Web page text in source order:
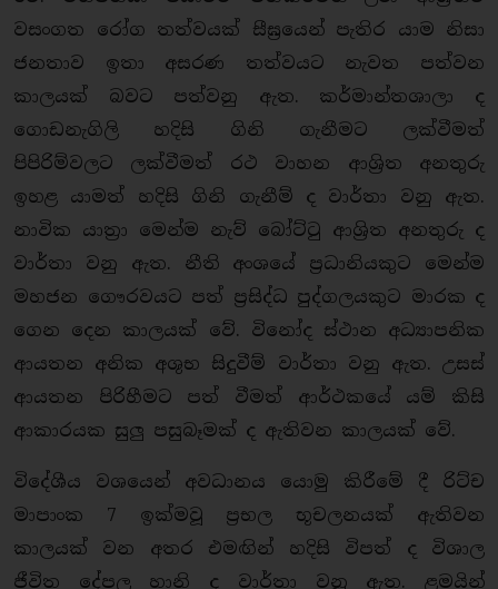
වසංගත රෝග තත්වයක් සීඝ්‍රයෙන් පැතිර යාම නිසා
ජනතාව ඉතා අසරණ තත්වයට නැවත පත්වන
කාලයක් බවට පත්වනු ඇත. කර්මාන්තශාලා ද
ගොඩනැගිලි හදිසි ගිනි ගැනීමට ලක්වීමත්
පිපිරිම්වලට ලක්වීමත් රථ වාහන ආශ්‍රිත අනතුරු
ඉහළ යාමත් හදිසි ගිනි ගැනීම් ද වාර්තා වනු ඇත.
නාවික යාත්‍රා මෙන්ම නැව් බෝට්ටු ආශ්‍රිත අනතුරු ද
වාර්තා වනු ඇත. නීති අංශයේ ප්‍රධානියකුට මෙන්ම
මහජන ගෞරවයට පත් ප්‍රසිද්ධ පුද්ගලයකුට මාරක ද
ගෙන දෙන කාලයක් වේ. විනෝද ස්ථාන අධ්‍යාපනික
ආයතන අනික අශුභ සිදුවීම් වාර්තා වනු ඇත. උසස්
ආයතන පිරිහීමට පත් වීමත් ආර්ථකයේ යම් කිසි
ආකාරයක සුලු පසුබෑමක් ද ඇතිවන කාලයක් වේ.
විදේශීය වශයෙන් අවධානය යොමු කිරීමේ දී රිට්ච
මාපාංක 7 ඉක්මවූ ප්‍රභල භූචලනයක් ඇතිවන
කාලයක් වන අතර එමඟින් හදිසි විපත් ද විශාල
ජීවිත දේපල හානි ද වාර්තා වනු ඇත. ළමයින්